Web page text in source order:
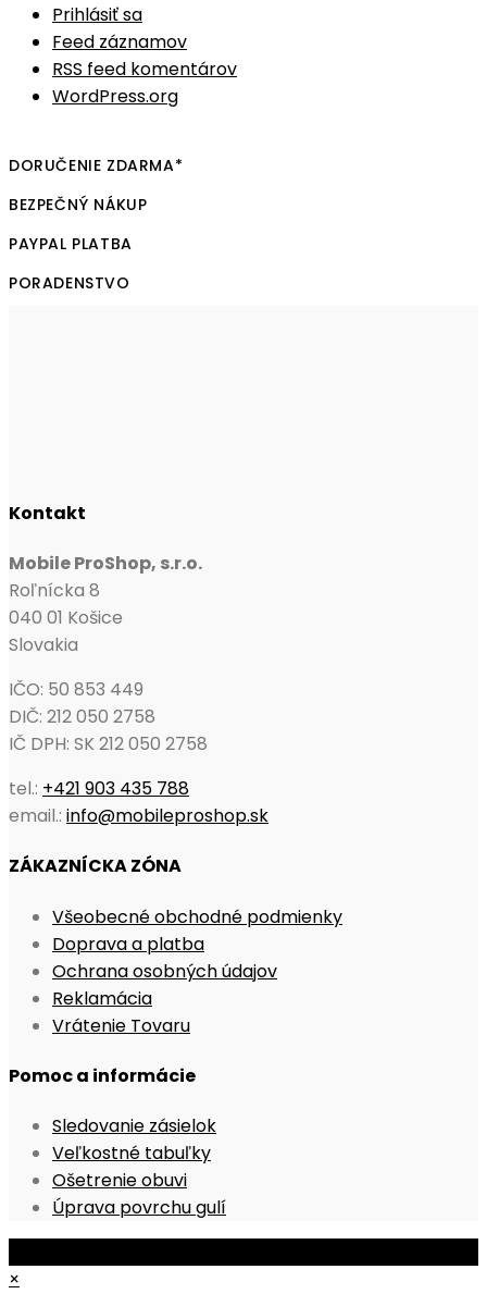
Prihlásiť sa
Feed záznamov
RSS feed komentárov
WordPress.org
DORUČENIE ZDARMA*
BEZPEČNÝ NÁKUP
PAYPAL PLATBA
PORADENSTVO
Kontakt
Mobile ProShop, s.r.o.
Roľnícka 8
040 01 Košice
Slovakia
IČO: 50 853 449
DIČ: 212 050 2758
IČ DPH: SK 212 050 2758
tel.: +421 903 435 788
email.: info@mobileproshop.sk
ZÁKAZNÍCKA ZÓNA
Všeobecné obchodné podmienkyOpens
Doprava a platbaOpens
in
Ochrana osobných údajovOpens
ReklamáciaOpens
in
new
Vrátenie TovaruOpens
a
tab
Pomoc a informácie
Sledovanie zásielokOpens
new
tab
Veľkostné tabuľkyOpens
a
new
tab
Ošetrenie obuviOpens
in
a
new
Úprava povrchu gulíOpens
in
a
×